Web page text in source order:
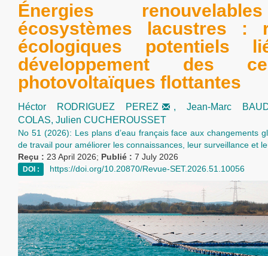
Énergies
écosystèmes lacustres :
écologiques potentiels
développement des
photovoltaïques flottantes
Héctor RODRIGUEZ PEREZ , Jean-Marc
COLAS, Julien CUCHEROUSSET
No 51 (2026): Les plans d’eau français face aux changements
de travail pour améliorer les connaissances, leur surveillance et
Reçu : 23 April 2026; Publié : 7 July 2026
DOI : https://doi.org/10.20870/Revue-SET.2026.51.10056